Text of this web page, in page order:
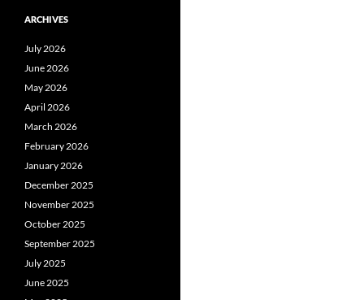
ARCHIVES
July 2026
June 2026
May 2026
April 2026
March 2026
February 2026
January 2026
December 2025
November 2025
October 2025
September 2025
July 2025
June 2025